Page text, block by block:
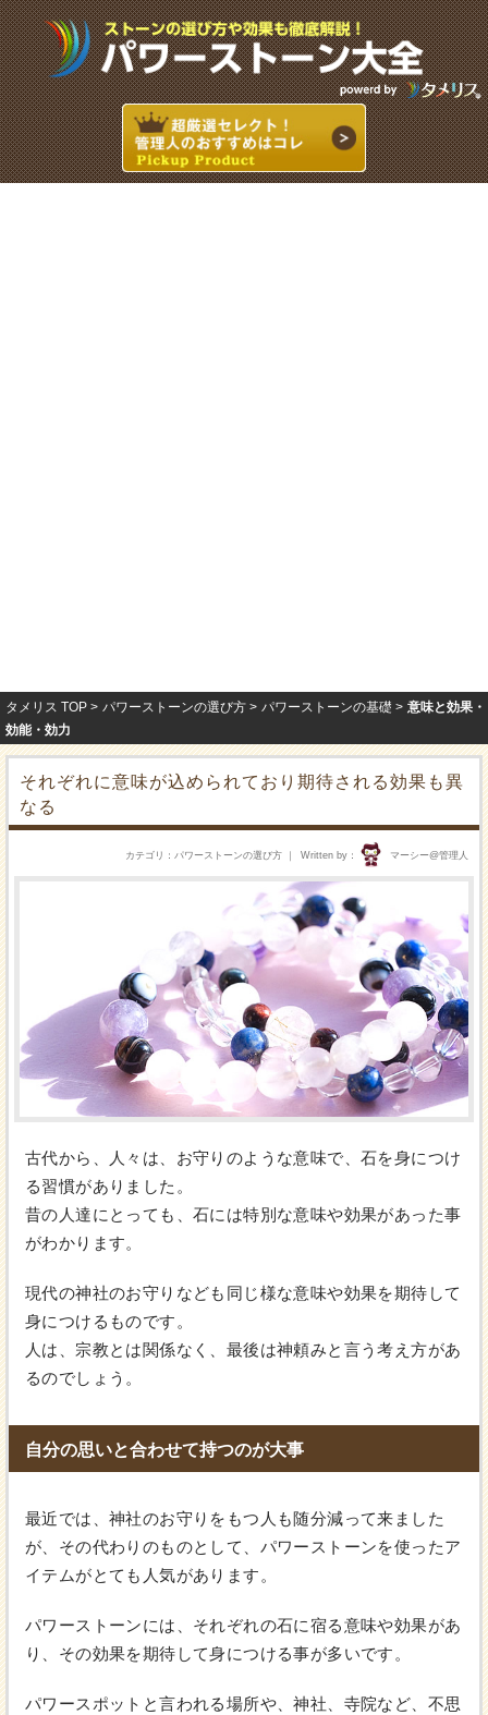
タメリス TOP パワーストーンの選び方 パワーストーンの基礎
意味と効果・
効能・効力
それぞれに意味が込められており期待される効果も異
なる
Written by マーシー@管理人
カテゴリ パワーストーンの選び方
古代から、人々は、お守りのような意味で、石を身につけ
る習慣がありました。
昔の人達にとっても、石には特別な意味や効果があった事
がわかります。
現代の神社のお守りなども同じ様な意味や効果を期待して
身につけるものです。
人は、宗教とは関係なく、最後は神頼みと言う考え方があ
るのでしょう。
自分の思いと合わせて持つのが大事
最近では、神社のお守りをもつ人も随分減って来ました
が、その代わりのものとして、パワーストーンを使ったア
イテムがとても人気があります。
パワーストーンには、それぞれの石に宿る意味や効果があ
り、その効果を期待して身につける事が多いです。
パワースポットと言われる場所や、神社、寺院など、不思